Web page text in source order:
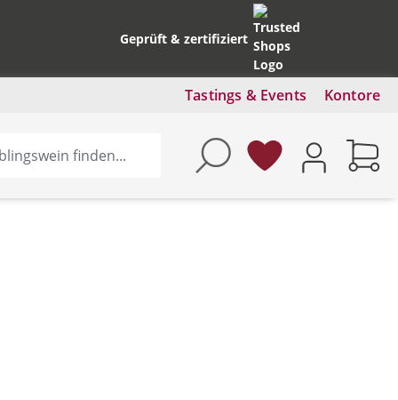
Geprüft & zertifiziert
Tastings & Events Kontore